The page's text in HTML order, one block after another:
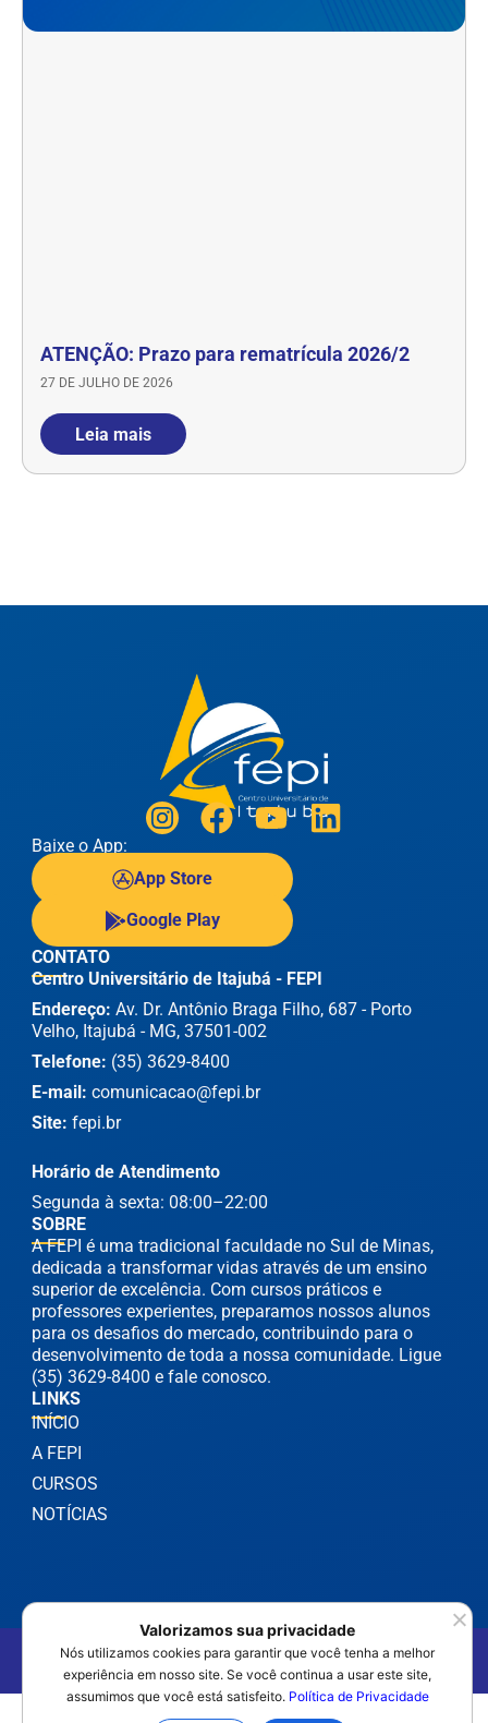
ATENÇÃO: Prazo para rematrícula 2026/2
27 DE JULHO DE 2026
Leia mais
Baixe o App:
App Store
Google Play
SOBRE
A FEPI é uma tradicional faculdade no Sul de Minas,
dedicada a transformar vidas através de um ensino
superior de excelência. Com cursos práticos e
professores experientes, preparamos nossos alunos
para os desafios do mercado, contribuindo para o
desenvolvimento de toda a nossa comunidade. Ligue
(35) 3629-8400 e fale conosco.
LINKS
INÍCIO
A FEPI
CURSOS
NOTÍCIAS
CONTATO
Centro Universitário de Itajubá - FEPI
Endereço: Av. Dr. Antônio Braga Filho, 687 - Porto
Velho, Itajubá - MG, 37501-002
Telefone: (35) 3629-8400
E-mail: comunicacao@fepi.br
Site: fepi.br
Horário de Atendimento
Segunda à sexta: 08:00–22:00
©2025 FEPI Itajubá - Todos os Direitos Reservados
Política de Privacidade
Valorizamos sua privacidade
Nós utilizamos cookies para garantir que você tenha a melhor
experiência em nosso site. Se você continua a usar este site,
assumimos que você está satisfeito. Política de Privacidade